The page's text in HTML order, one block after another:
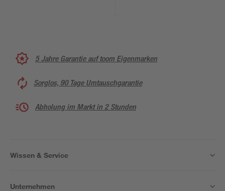
5 Jahre Garantie auf toom Eigenmarken
Sorglos, 90 Tage Umtauschgarantie
Abholung im Markt in 2 Stunden
Wissen & Service
Unternehmen